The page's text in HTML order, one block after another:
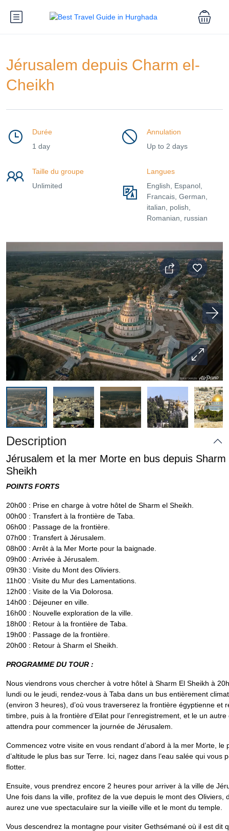
Jérusalem depuis Charm el-
Cheikh
Durée
1 day
Annulation
Up to 2 days
Taille du groupe
Unlimited
Langues
English, Espanol,
Francais, German,
italian, polish,
Romanian, russian
Description
Jérusalem et la mer Morte en bus depuis Sharm
Sheikh
POINTS FORTS
20h00 : Prise en charge à votre hôtel de Sharm el Sheikh.
00h00 : Transfert à la frontière de Taba.
06h00 : Passage de la frontière.
07h00 : Transfert à Jérusalem.
08h00 : Arrêt à la Mer Morte pour la baignade.
09h00 : Arrivée à Jérusalem.
09h30 : Visite du Mont des Oliviers.
11h00 : Visite du Mur des Lamentations.
12h00 : Visite de la Via Dolorosa.
14h00 : Déjeuner en ville.
16h00 : Nouvelle exploration de la ville.
18h00 : Retour à la frontière de Taba.
19h00 : Passage de la frontière.
20h00 : Retour à Sharm el Sheikh.
PROGRAMME DU TOUR :
Nous viendrons vous chercher à votre hôtel à Sharm El Sheikh à
lundi ou le jeudi, rendez-vous à Taba dans un bus entièrement
(environ 3 heures), d’où vous traverserez la frontière égyptienne et
timbre, puis à la frontière d’Eilat pour l’enregistrement, et le un
attendra pour commencer la journée de Jérusalem.
Commencez votre visite en vous rendant d’abord à la mer Morte, le
d’altitude le plus bas sur Terre. Ici, nagez dans l’eau salée qui vous
flotter.
Ensuite, vous prendrez encore 2 heures pour arriver à la ville de
Une fois dans la ville, profitez de la vue depuis le mont des Oliviers,
aurez une vue spectaculaire sur la vieille ville et le mont du temple.
Vous descendrez la montagne pour visiter Gethsémané où il est dit